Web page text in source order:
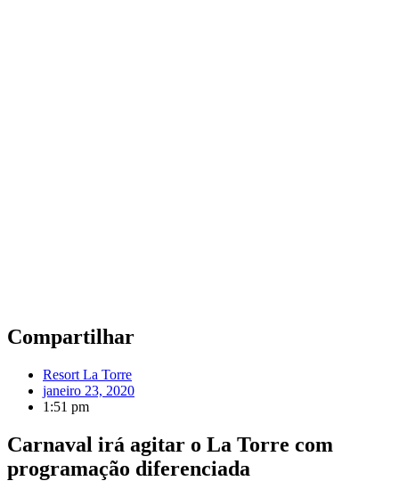
Compartilhar
Resort La Torre
janeiro 23, 2020
1:51 pm
Carnaval irá agitar o La Torre com
programação diferenciada